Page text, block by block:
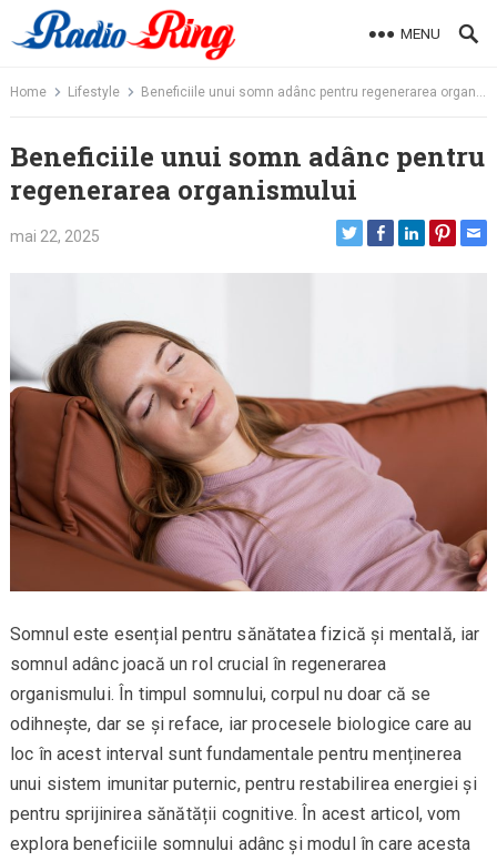
to
MENU
Home Lifestyle Beneficiile unui somn adânc pentru regenerarea organismului
Beneficiile unui somn adânc pentru
regenerarea organismului
mai 22, 2025
Somnul este esențial pentru sănătatea fizică și mentală, iar
somnul adânc joacă un rol crucial în regenerarea
organismului. În timpul somnului, corpul nu doar că se
odihnește, dar se și reface, iar procesele biologice care au
loc în acest interval sunt fundamentale pentru menținerea
unui sistem imunitar puternic, pentru restabilirea energiei și
pentru sprijinirea sănătății cognitive. În acest articol, vom
explora beneficiile somnului adânc și modul în care acesta